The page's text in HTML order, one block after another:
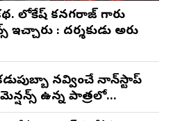
కథ. లోకేష్ కనగరాజ్ గారు
: దర్శకుడు అరుణ్
నవ్వించే నాన్‌స్టాప్
ఉన్న పాత్రలో
: వరుణ్ తేజ్